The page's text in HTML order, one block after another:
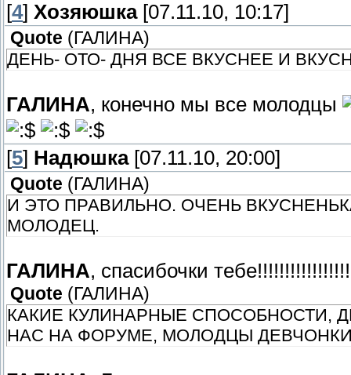
[4] Хозяюшка[07.11.10, 10:17]
Quote ( ГАЛИНА)
ДЕНЬ- ОТО- ДНЯ ВСЕ ВКУСНЕЕ И
ГАЛИНА, конечно мы все молодцы
[5] Надюшка[07.11.10, 20:00]
Quote ( ГАЛИНА)
И ЭТО ПРАВИЛЬНО. ОЧЕНЬ
МОЛОДЕЦ.
ГАЛИНА, спасибочки
Quote (ГАЛИНА)
КАКИЕ КУЛИНАРНЫЕ СПОСОБНОСТИ,
НАС НА ФОРУМЕ, МОЛОДЦЫ